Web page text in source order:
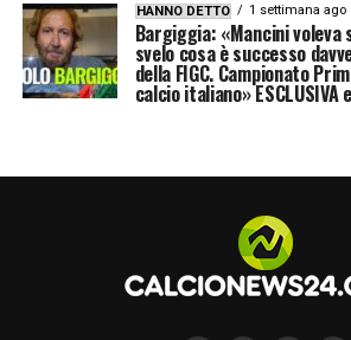
HANNO DETTO 1 settimana ago
Bargiggia: «Mancini voleva
svelo cosa è successo
della FIGC. Campionato
calcio italiano» ESCLUSIVA